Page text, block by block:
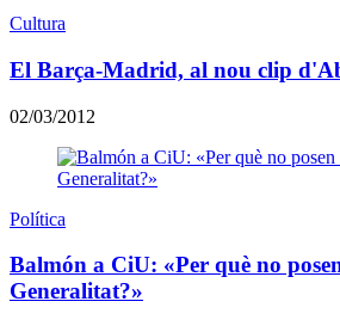
Cultura
El Barça-Madrid, al nou clip
02/03/2012
Política
Balmón a CiU: «Per què no
Generalitat?»